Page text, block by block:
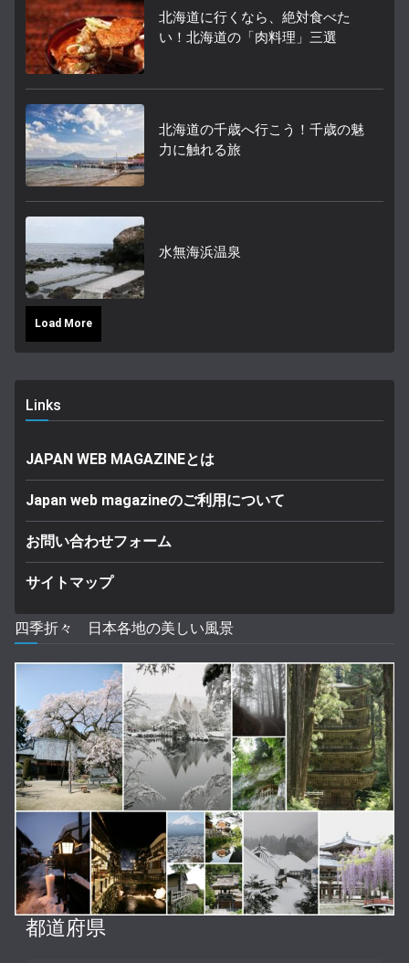
北海道に行くなら、絶対食べた
い！北海道の「肉料理」三選
北海道の千歳へ行こう！千歳の魅
力に触れる旅
水無海浜温泉
Load More
Links
JAPAN WEB MAGAZINEとは
Japan web magazineのご利用について
お問い合わせフォーム
サイトマップ
四季折々 日本各地の美しい風景
都道府県